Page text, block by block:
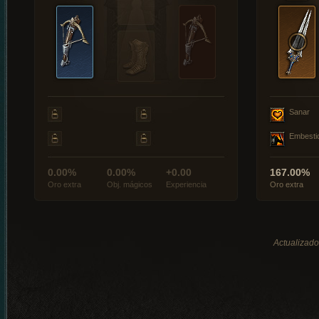
0.00%
Oro extra
0.00%
Obj. mágicos
+0.00
Experiencia
Sanar
167.00%
Oro extra